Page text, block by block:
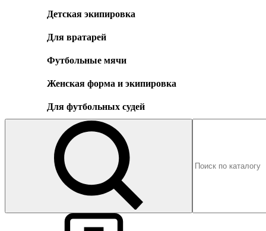
Детская экипировка
Для вратарей
Футбольные мячи
Женская форма и экипировка
Для футбольных судей